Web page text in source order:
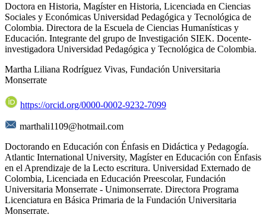
Doctora en Historia, Magíster en Historia, Licenciada en Ciencias
Sociales y Económicas Universidad Pedagógica y Tecnológica de
Colombia. Directora de la Escuela de Ciencias Humanísticas y
Educación. Integrante del grupo de Investigación SIEK. Docente-
investigadora Universidad Pedagógica y Tecnológica de Colombia.
Martha Liliana Rodríguez Vivas, Fundación Universitaria
Monserrate
https://orcid.org/0000-0002-9232-7099
marthali1109@hotmail.com
Doctorando en Educación con Énfasis en Didáctica y Pedagogía.
Atlantic International University, Magíster en Educación con Énfasis
en el Aprendizaje de la Lecto escritura. Universidad Externado de
Colombia, Licenciada en Educación Preescolar, Fundación
Universitaria Monserrate - Unimonserrate. Directora Programa
Licenciatura en Básica Primaria de la Fundación Universitaria
Monserrate.